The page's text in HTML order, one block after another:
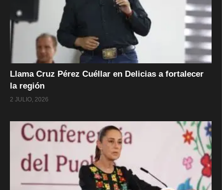
Llama Cruz Pérez Cuéllar en Delicias a fortalecer
la región
2 JULIO, 2026